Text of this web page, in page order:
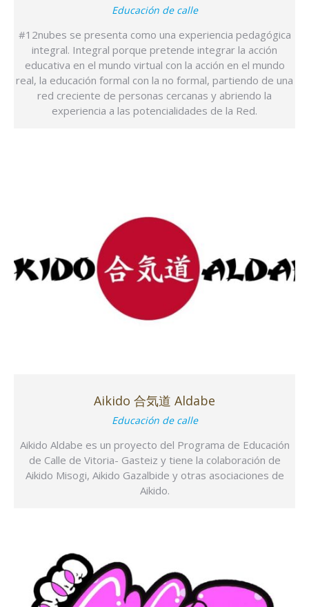
Educación de calle
#12nubes se presenta como una experiencia pedagógica
integral. Integral porque pretende integrar la acción
educativa en el mundo virtual con la acción en el mundo
real, la educación formal con la no formal, partiendo de una
red creciente de personas cercanas y abriendo la
experiencia a las potencialidades de la Red.
Aikido 合気道 Aldabe
Educación de calle
Aikido Aldabe es un proyecto del Programa de Educación
de Calle de Vitoria- Gasteiz y tiene la colaboración de
Aikido Misogi, Aikido Gazalbide y otras asociaciones de
Aikido.